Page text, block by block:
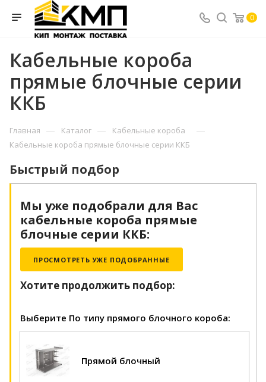
0
Кабельные короба
прямые блочные серии
ККБ
Главная — Каталог — Кабельные короба —
Кабельные короба прямые блочные серии ККБ
Быстрый подбор
Мы уже подобрали для Вас
Кабельные короба прямые
блочные серии ККБ:
ПРОСМОТРЕТЬ УЖЕ ПОДОБРАННЫЕ
Хотите продолжить подбор:
Выберите По типу прямого блочного короба:
Прямой блочный